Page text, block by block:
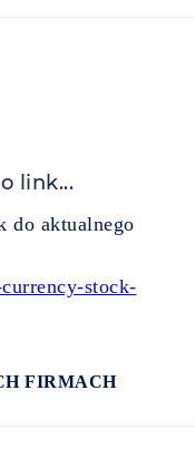
link...
do aktualnego
stock-
FIRMACH